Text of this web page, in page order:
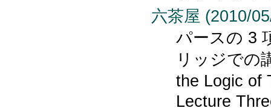
六茶屋 (2010/
パースの 3
リッジでの
the Logic of
Lecture